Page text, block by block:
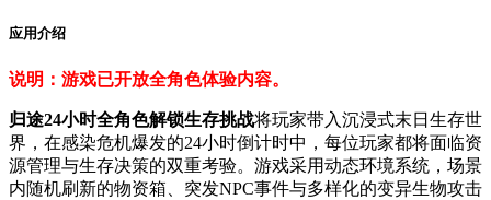
应用介绍
说明：游戏已开放全角色体验内容。
归途24小时全角色解锁生存挑战将玩家带入沉浸式末日生存世
界，在感染危机爆发的24小时倒计时中，每位玩家都将面临资
源管理与生存决策的双重考验。游戏采用动态环境系统，场景
内随机刷新的物资箱、突发NPC事件与多样化的变异生物攻击